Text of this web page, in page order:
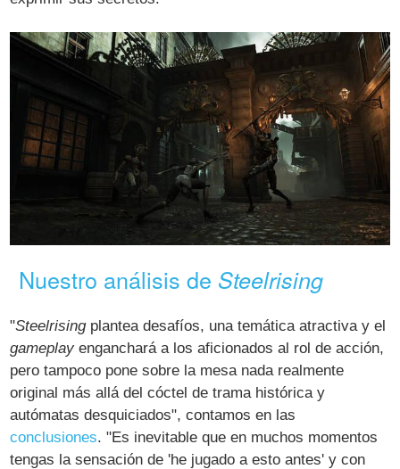
Nuestro análisis de Steelrising
"Steelrisingplantea desafíos, una temática atractiva y el
gameplay enganchará a los aficionados al rol de acción,
pero tampoco pone sobre la mesa nada realmente
original más allá del cóctel de trama histórica y
autómatas desquiciados", contamos en las
conclusiones. "Es inevitable que en muchos momentos
tengas la sensación de 'he jugado a esto antes' y con